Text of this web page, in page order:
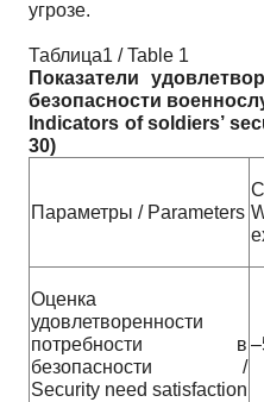
угрозе.
Таблица1 / Table 1
Показатели
безопасности
Indicators of soldiers’
30)
Параметры / Parameters
Оценка
удовлетворенности
потребности в
безопасности /
Security need satisfaction